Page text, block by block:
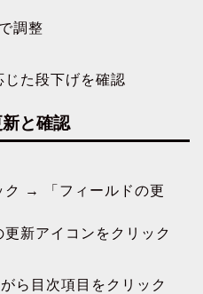
調整
じた段下げを確認
と確認
ク → 「フィールドの更
更新アイコンをクリック
ら目次項目をクリック